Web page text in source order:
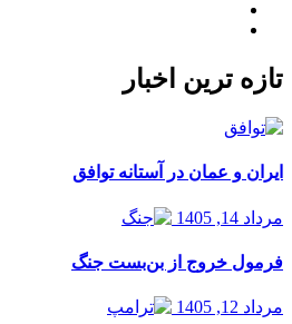
تازه ترین اخبار
ایران و عمان در آستانه توافق
مرداد 14, 1405
فرمول خروج از بن‌بست جنگ
مرداد 12, 1405